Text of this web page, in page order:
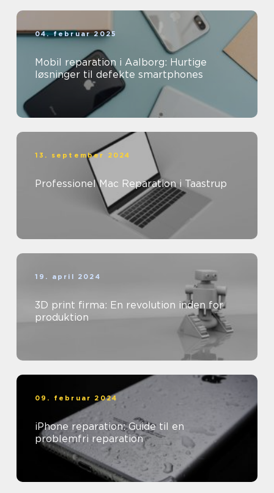
04. februar 2025
Mobil reparation i Aalborg: Hurtige
løsninger til defekte smartphones
13. september 2024
Professionel Mac Reparation i Taastrup
19. april 2024
3D print firma: En revolution inden for
produktion
09. februar 2024
iPhone reparation: Guide til en
problemfri reparation